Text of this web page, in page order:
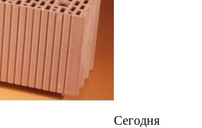
Сегодня